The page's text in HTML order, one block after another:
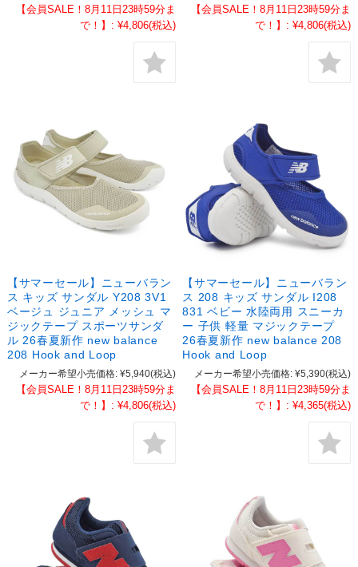
【会員SALE！8月11日23時59分ま
で！】: ¥4,806(税込)
【会員SALE！8月11日23時59分ま
で！】: ¥4,806(税込)
【サマーセール】ニューバラン
ス キッズ サンダル Y208 3V1
ベージュ ジュニア メッシュ マ
ジックテープ スポーツサンダ
ル 26春夏新作 new balance
208 Hook and Loop
メーカー希望小売価格: ¥5,940(税込)
【会員SALE！8月11日23時59分ま
で！】: ¥4,806(税込)
【サマーセール】ニューバラン
ス 208 キッズ サンダル I208
831 ベビー 水陸両用 スニーカ
ー 子供 軽量 マジックテープ
26春夏新作 new balance 208
Hook and Loop
メーカー希望小売価格: ¥5,390(税込)
【会員SALE！8月11日23時59分ま
で！】: ¥4,365(税込)